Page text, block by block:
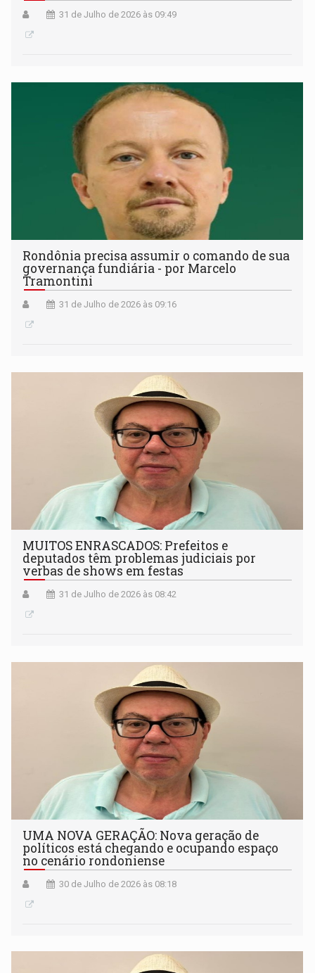
31 de Julho de 2026 às 09:49
Rondônia precisa assumir o comando de sua
governança fundiária - por Marcelo
Tramontini
31 de Julho de 2026 às 09:16
MUITOS ENRASCADOS: Prefeitos e
deputados têm problemas judiciais por
verbas de shows em festas
31 de Julho de 2026 às 08:42
UMA NOVA GERAÇÃO: Nova geração de
políticos está chegando e ocupando espaço
no cenário rondoniense
30 de Julho de 2026 às 08:18